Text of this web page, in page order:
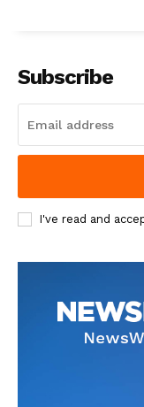
Subscribe
I've read and